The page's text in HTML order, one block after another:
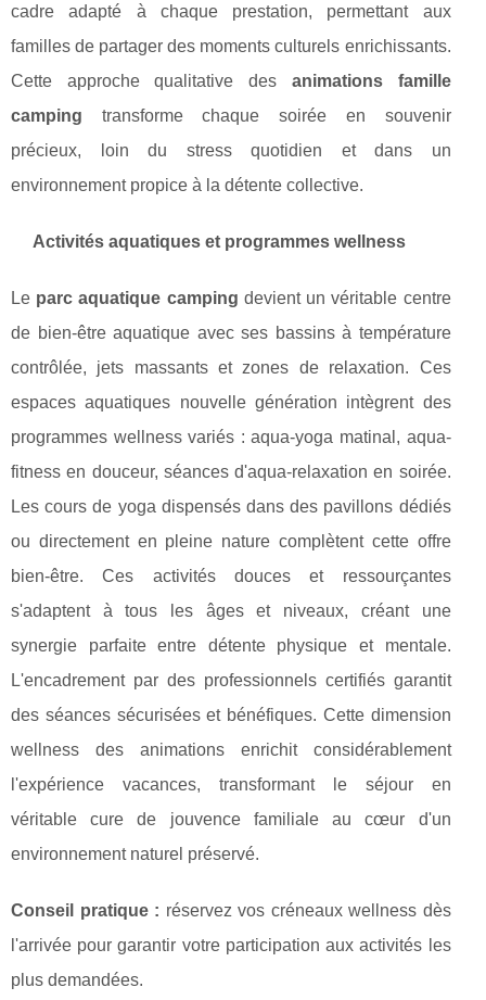
cadre adapté à chaque prestation, permettant aux
familles de partager des moments culturels enrichissants.
Cette approche qualitative des animations famille
camping transforme chaque soirée en souvenir
précieux, loin du stress quotidien et dans un
environnement propice à la détente collective.
Activités aquatiques et programmes wellness
Le parc aquatique camping devient un véritable centre
de bien-être aquatique avec ses bassins à température
contrôlée, jets massants et zones de relaxation. Ces
espaces aquatiques nouvelle génération intègrent des
programmes wellness variés : aqua-yoga matinal, aqua-
fitness en douceur, séances d'aqua-relaxation en soirée.
Les cours de yoga dispensés dans des pavillons dédiés
ou directement en pleine nature complètent cette offre
bien-être. Ces activités douces et ressourçantes
s'adaptent à tous les âges et niveaux, créant une
synergie parfaite entre détente physique et mentale.
L'encadrement par des professionnels certifiés garantit
des séances sécurisées et bénéfiques. Cette dimension
wellness des animations enrichit considérablement
l'expérience vacances, transformant le séjour en
véritable cure de jouvence familiale au cœur d'un
environnement naturel préservé.
Conseil pratique : réservez vos créneaux wellness dès
l'arrivée pour garantir votre participation aux activités les
plus demandées.